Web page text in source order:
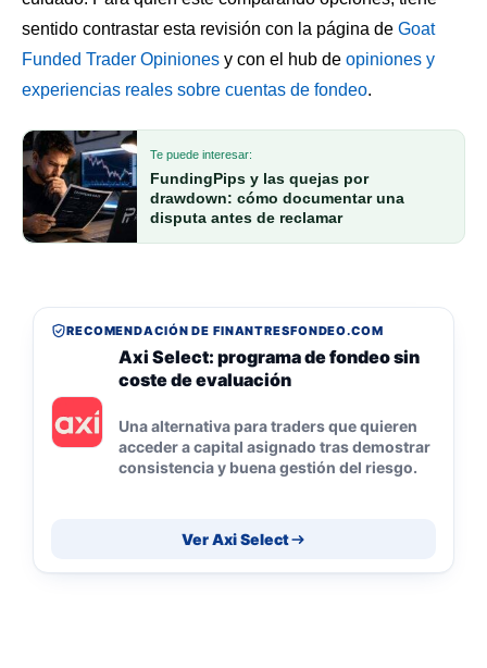
sentido contrastar esta revisión con la página de Goat
Funded Trader Opiniones y con el hub de opiniones y
experiencias reales sobre cuentas de fondeo.
Te puede interesar:
FundingPips y las quejas por
drawdown: cómo documentar una
disputa antes de reclamar
RECOMENDACIÓN DE FINANTRESFONDEO.COM
Axi Select: programa de fondeo sin
coste de evaluación
Una alternativa para traders que quieren
acceder a capital asignado tras demostrar
consistencia y buena gestión del riesgo.
Ver Axi Select